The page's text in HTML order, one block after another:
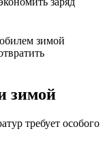
зимой
зимой
требует особого